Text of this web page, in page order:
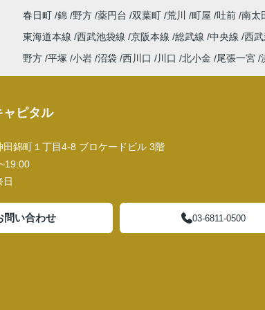
春日町 錦 野方 薬円台 双葉町 荒川 町屋 吐前 南太
東海道本線 西武池袋線 京阪本線 総武線 中央線 西
野方 平塚 小岩 沼袋 西川口 川口 北小金 尾張一宮
ピタル
田錦町１丁目4-8 ブロケードビル 3階
日
問い合わせ 03-6811-0500